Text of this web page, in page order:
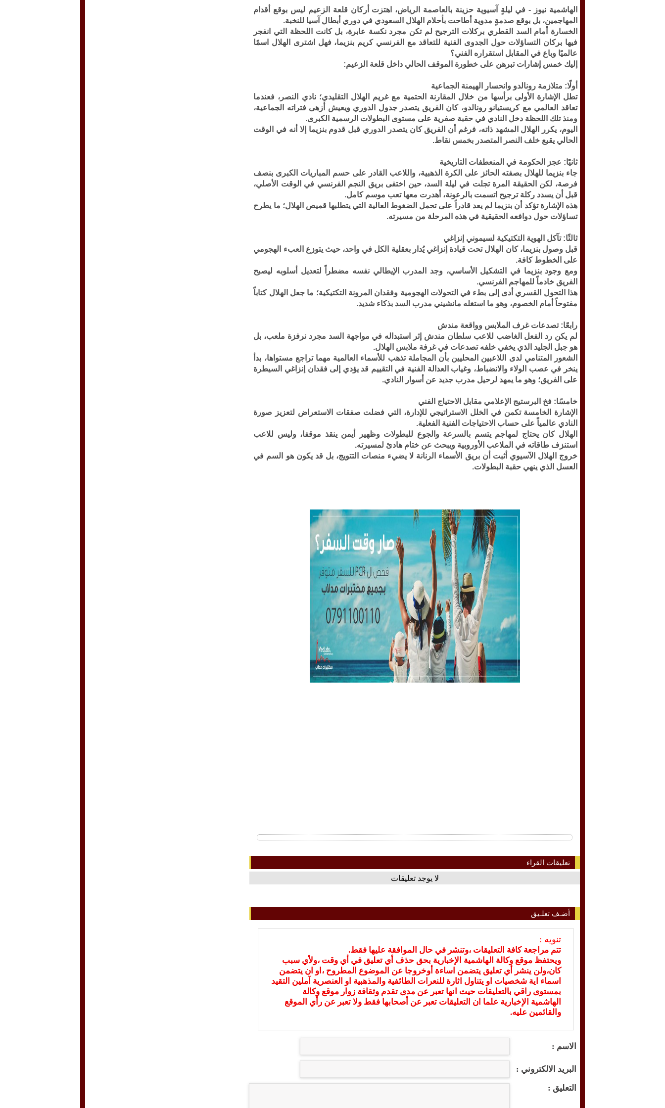
الهاشمية نيوز - في ليلةٍ آسيوية حزينة بالعاصمة الرياض، اهتزت أركان قلعة الزعيم ليس بوقع أقدام
المهاجمين، بل بوقع صدمةٍ مدوية أطاحت بأحلام الهلال السعودي في دوري أبطال آسيا للنخبة.
الخسارة أمام السد القطري بركلات الترجيح لم تكن مجرد نكسة عابرة، بل كانت اللحظة التي انفجر
فيها بركان التساؤلات حول الجدوى الفنية للتعاقد مع الفرنسي كريم بنزيما، فهل اشترى الهلال اسمًا
عالميًا وباع في المقابل استقراره الفني؟
إليك خمس إشارات تبرهن على خطورة الموقف الحالي داخل قلعة الزعيم:
أولًا: متلازمة رونالدو وانحسار الهيمنة الجماعية
تطل الإشارة الأولى برأسها من خلال المقارنة الحتمية مع غريم الهلال التقليدي؛ نادي النصر، فعندما
تعاقد العالمي مع كريستيانو رونالدو، كان الفريق يتصدر جدول الدوري ويعيش أزهى فتراته الجماعية،
ومنذ تلك اللحظة دخل النادي في حقبة صفرية على مستوى البطولات الرسمية الكبرى.
اليوم، يكرر الهلال المشهد ذاته، فرغم أن الفريق كان يتصدر الدوري قبل قدوم بنزيما إلا أنه في الوقت
الحالي يقبع خلف النصر المتصدر بخمس نقاط.
ثانيًا: عجز الحكومة في المنعطفات التاريخية
جاء بنزيما للهلال بصفته الحائز على الكرة الذهبية، واللاعب القادر على حسم المباريات الكبرى بنصف
فرصة، لكن الحقيقة المرة تجلت في ليلة السد، حين اختفى بريق النجم الفرنسي في الوقت الأصلي،
قبل أن يسدد ركلة ترجيح اتسمت بالرعونة، أهدرت معها تعب موسم كامل.
هذه الإشارة تؤكد أن بنزيما لم يعد قادراً على تحمل الضغوط العالية التي يتطلبها قميص الهلال؛ ما يطرح
تساؤلات حول دوافعه الحقيقية في هذه المرحلة من مسيرته.
ثالثًا: تآكل الهوية التكتيكية لسيموني إنزاغي
قبل وصول بنزيما، كان الهلال تحت قيادة إنزاغي يُدار بعقلية الكل في واحد، حيث يتوزع العبء الهجومي
على الخطوط كافة.
ومع وجود بنزيما في التشكيل الأساسي، وجد المدرب الإيطالي نفسه مضطراً لتعديل أسلوبه ليصبح
الفريق خادماً للمهاجم الفرنسي.
هذا التحول القسري أدى إلى بطء في التحولات الهجومية وفقدان المرونة التكتيكية؛ ما جعل الهلال كتاباً
مفتوحاً أمام الخصوم، وهو ما استغله مانشيني مدرب السد بذكاء شديد.
رابعًا: تصدعات غرف الملابس وواقعة مندش
لم يكن رد الفعل الغاضب للاعب سلطان مندش إثر استبداله في مواجهة السد مجرد نرفزة ملعب، بل
هو جبل الجليد الذي يخفي خلفه تصدعات في غرفة ملابس الهلال.
الشعور المتنامي لدى اللاعبين المحليين بأن المجاملة تذهب للأسماء العالمية مهما تراجع مستواها، بدأ
ينخر في عصب الولاء والانضباط، وغياب العدالة الفنية في التقييم قد يؤدي إلى فقدان إنزاغي السيطرة
على الفريق؛ وهو ما يمهد لرحيل مدرب جديد عن أسوار النادي.
خامسًا: فخ البرستيج الإعلامي مقابل الاحتياج الفني
الإشارة الخامسة تكمن في الخلل الاستراتيجي للإدارة، التي فضلت صفقات الاستعراض لتعزيز صورة
النادي عالمياً على حساب الاحتياجات الفنية الفعلية.
الهلال كان يحتاج لمهاجم يتسم بالسرعة والجوع للبطولات وظهير أيمن ينقذ موقفا، وليس للاعب
استنزف طاقاته في الملاعب الأوروبية ويبحث عن ختام هادئ لمسيرته.
خروج الهلال الآسيوي أثبت أن بريق الأسماء الرنانة لا يضيء منصات التتويج، بل قد يكون هو السم في
العسل الذي ينهي حقبة البطولات.
تعليقات القراء
لا يوجد تعليقات
أضـف تعلـيق
تنويه :
تتم مراجعة كافة التعليقات ،وتنشر في حال الموافقة عليها فقط.
ويحتفظ موقع وكالة الهاشمية الإخبارية بحق حذف أي تعليق في أي وقت ،ولأي سبب
كان،ولن ينشر أي تعليق يتضمن اساءة أوخروجا عن الموضوع المطروح ،او ان يتضمن
اسماء اية شخصيات او يتناول اثارة للنعرات الطائفية والمذهبية او العنصرية آملين التقيد
بمستوى راقي بالتعليقات حيث انها تعبر عن مدى تقدم وثقافة زوار موقع وكالة
الهاشمية الإخبارية علما ان التعليقات تعبر عن أصحابها فقط ولا تعبر عن رأي الموقع
والقائمين عليه.
الاسم :
البريد الالكتروني :
التعليق :